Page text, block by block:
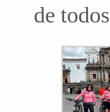
de